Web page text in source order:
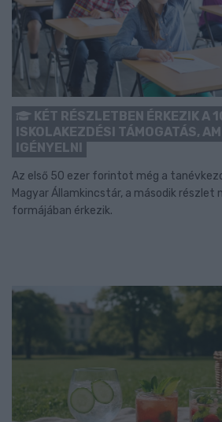
KÉT RÉSZLETBEN ÉRKEZIK A
ISKOLAKEZDÉSI TÁMOGATÁS,
IGÉNYELNI
Az első 50 ezer forintot még a
Magyar Államkincstár, a második részlet
formájában érkezik.